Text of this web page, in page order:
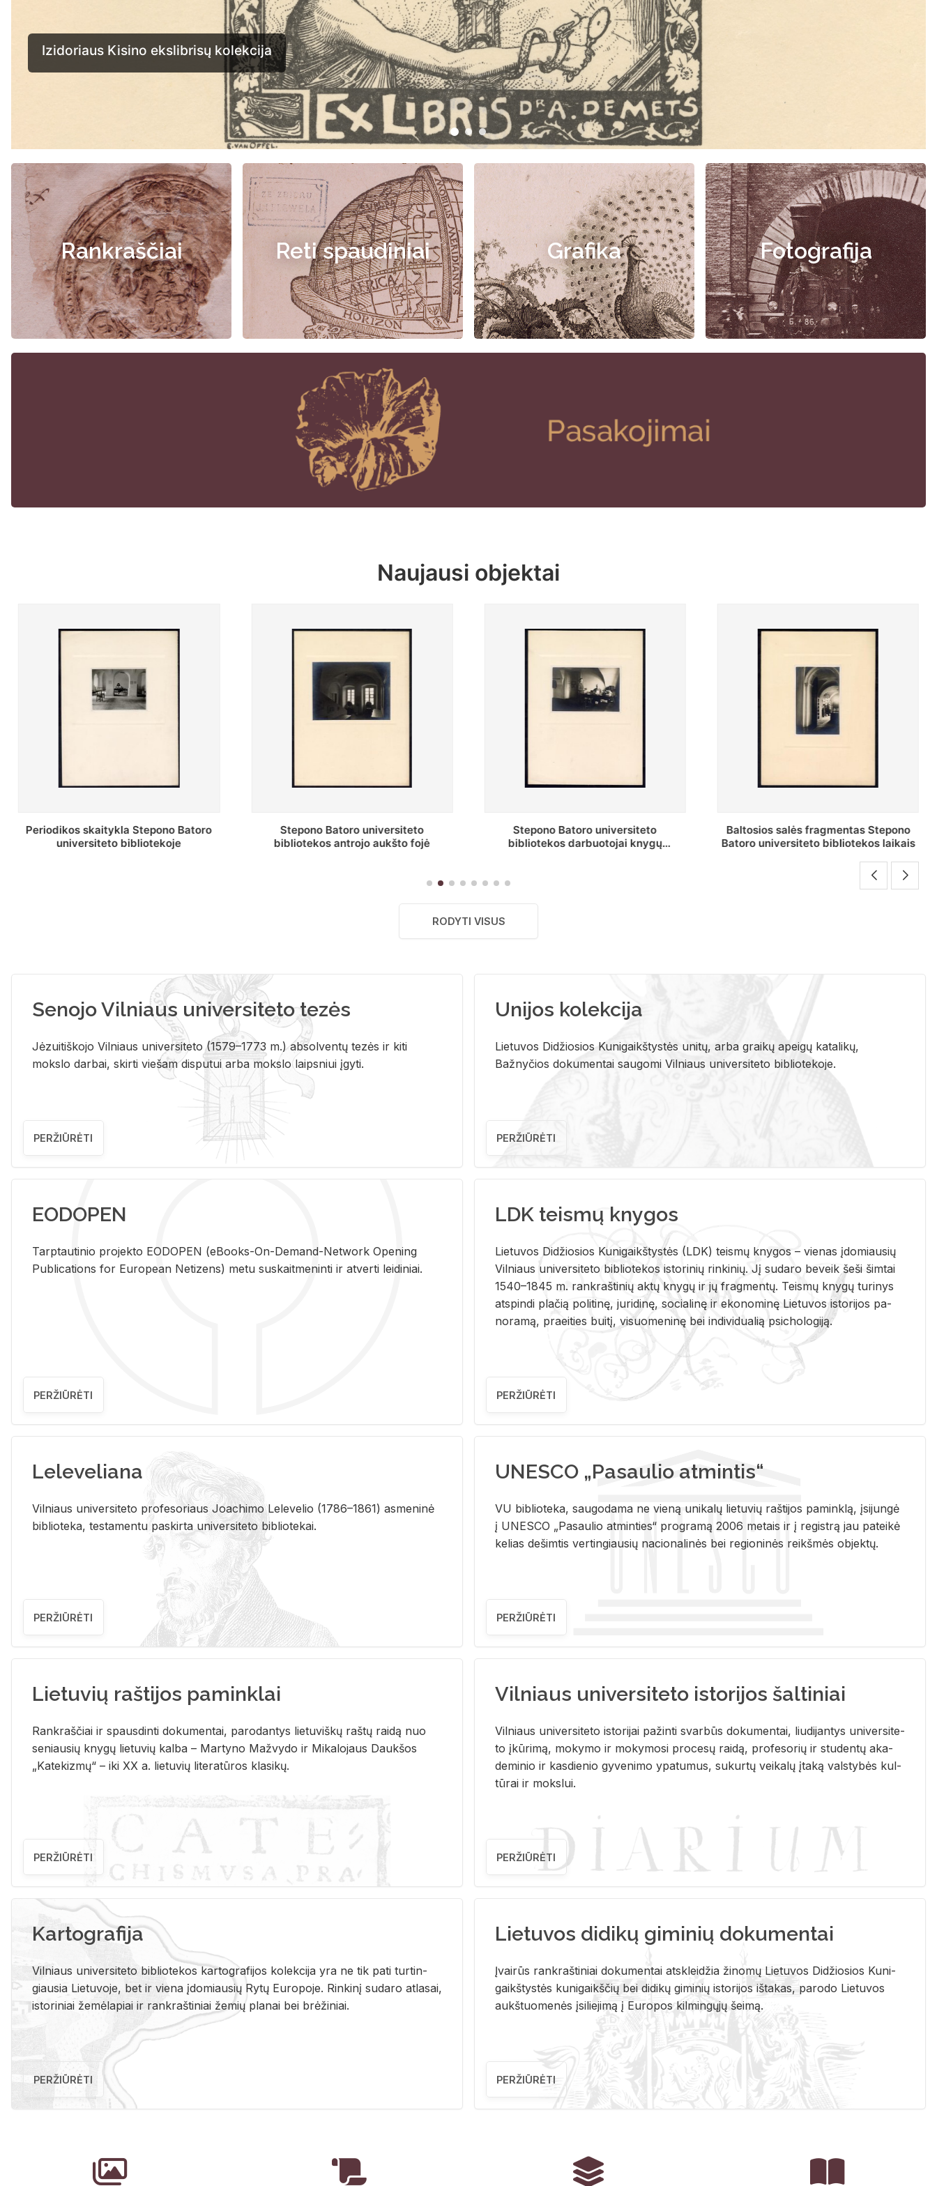
Rankraščiai Reti spaudiniai Grafika Fotografija
Naujausi objektai
Stepono Batoro universiteto
bibliotekos antrojo aukšto fojė
Stepono Batoro universiteto
bibliotekos darbuotojai knygų
Baltosios salės fragmentas Stepono
Batoro universiteto bibliotekos laikais
Stepono Batoro universiteto
bibliotekos Rankraščių skyriaus
darbo stalo
RODYTI VISUS
Senojo Vilniaus universiteto tezės
Jėzuitiškojo Vilniaus universiteto (1579–1773 m.) absolventų tezės ir kiti
mokslo darbai, skirti viešam disputui arba mokslo laipsniui įgyti.
PERŽIŪRĖTI
Unijos kolekcija
Lietuvos Didžiosios Kunigaikštystės unitų, arba graikų apeigų katalikų,
Bažnyčios dokumentai saugomi Vilniaus universiteto bibliotekoje.
PERŽIŪRĖTI
EODOPEN
Tarp­tau­ti­nio pro­jek­to EO­DO­PEN (eBo­oks-On-De­mand-Ne­twork Ope­ning
Pub­li­ca­tions for Eu­ro­pe­an Ne­ti­zens) metu su­skait­me­nin­ti ir at­ver­ti lei­di­niai.
PERŽIŪRĖTI
LDK teismų knygos
Lie­tu­vos Di­džio­sios Ku­ni­gaikš­tys­tės (LDK) teis­mų kny­gos – vie­nas įdo­miau­sių
Vil­niaus uni­ver­si­te­to bi­b­lio­te­kos is­to­ri­nių rin­ki­nių. Jį su­da­ro be­veik šeši šim­tai
1540–1845 m. rank­raš­ti­nių aktų kny­gų ir jų frag­men­tų. Teis­mų kny­gų tu­ri­nys
at­spin­di pla­čią po­li­ti­nę, ju­ri­di­nę, so­cia­li­nę ir eko­no­mi­nę Lie­tu­vos is­to­ri­jos pa­
no­ra­mą, pra­ei­ties bui­tį, vi­suo­me­ni­nę bei in­di­vi­dua­lią psi­cho­lo­gi­ją.
PERŽIŪRĖTI
Leleveliana
Vil­niaus uni­ver­si­te­to pro­fe­so­riaus Jo­a­chi­mo Le­le­ve­lio (1786–1861) as­me­ni­nė
bi­b­lio­te­ka, te­sta­men­tu pa­skir­ta uni­ver­si­te­to bi­b­lio­te­kai.
PERŽIŪRĖTI
UNESCO „Pasaulio atmintis“
VU biblioteka, saugodama ne vieną unikalų lietuvių raštijos paminklą, įsijungė
į UNESCO „Pasaulio atminties“ programą 2006 metais ir į registrą jau pateikė
kelias dešimtis vertingiausių nacionalinės bei regioninės reikšmės objektų.
PERŽIŪRĖTI
Lietuvių raštijos paminklai
Rank­raš­čiai ir spaus­din­ti do­ku­men­tai, pa­ro­dan­tys lie­tu­viš­kų raš­tų rai­dą nuo
se­niau­sių kny­gų lie­tu­vių kal­ba – Mar­ty­no Ma­žvy­do ir Mi­ka­lo­jaus Dauk­šos
„Ka­te­kiz­mų“ – iki XX a. lie­tu­vių li­te­ra­tū­ros kla­si­kų.
PERŽIŪRĖTI
Vilniaus universiteto istorijos šaltiniai
Vil­niaus uni­ver­si­te­to is­to­ri­jai pa­žin­ti svar­būs do­ku­men­tai, liu­di­jan­tys uni­ver­si­te­
to įkū­ri­mą, mo­ky­mo ir mo­ky­mo­si pro­ce­sų rai­dą, pro­fe­so­rių ir stu­den­tų aka­
de­mi­nio ir kas­die­nio gy­ve­ni­mo ypa­tu­mus, su­kur­tų vei­ka­lų įta­ką vals­ty­bės kul­
tū­rai ir moks­lui.
PERŽIŪRĖTI
Kartografija
Vil­niaus uni­ver­si­te­to bi­b­lio­te­kos kar­to­gra­fi­jos ko­lek­ci­ja yra ne tik pati tur­tin­
giau­sia Lie­tu­vo­je, bet ir vie­na įdo­miau­sių Rytų Eu­ro­po­je. Rin­ki­nį su­da­ro at­la­sai,
is­to­ri­niai že­mė­la­piai ir rank­raš­ti­niai že­mių pla­nai bei brė­ži­niai.
PERŽIŪRĖTI
Lietuvos didikų giminių dokumentai
Įvai­rūs rank­raš­ti­niai do­ku­men­tai at­sklei­džia ži­no­mų Lie­tu­vos Di­džio­sios Ku­ni­
gaikš­tys­tės ku­ni­gaikš­čių bei di­di­kų gi­mi­nių is­to­ri­jos iš­ta­kas, pa­ro­do Lie­tu­vos
aukš­tuo­me­nės įsi­lie­ji­mą į Eu­ro­pos kil­min­gų­jų šei­mą.
PERŽIŪRĖTI